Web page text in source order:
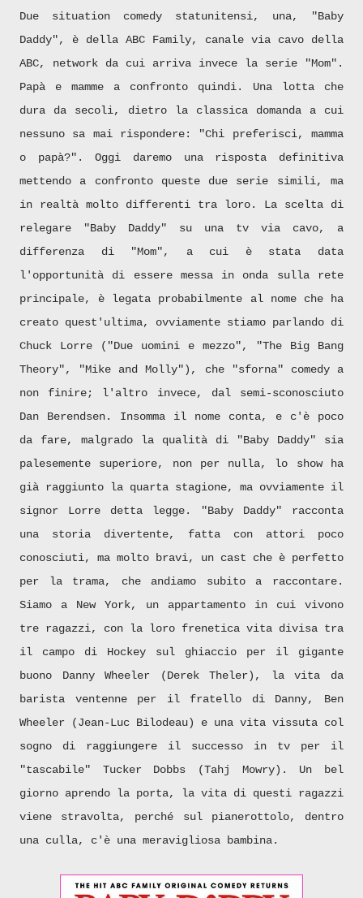
Due situation comedy statunitensi, una, "Baby
Daddy", è della ABC Family, canale via cavo della
ABC, network da cui arriva invece la serie "Mom".
Papà e mamme a confronto quindi. Una lotta che
dura da secoli, dietro la classica domanda a cui
nessuno sa mai rispondere: "Chi preferisci, mamma
o papà?". Oggi daremo una risposta definitiva
mettendo a confronto queste due serie simili, ma
in realtà molto differenti tra loro. La scelta di
relegare "Baby Daddy" su una tv via cavo, a
differenza di "Mom", a cui è stata data
l'opportunità di essere messa in onda sulla rete
principale, è legata probabilmente al nome che ha
creato quest'ultima, ovviamente stiamo parlando di
Chuck Lorre ("Due uomini e mezzo", "The Big Bang
Theory", "Mike and Molly"), che "sforna" comedy a
non finire; l'altro invece, dal semi-sconosciuto
Dan Berendsen. Insomma il nome conta, e c'è poco
da fare, malgrado la qualità di "Baby Daddy" sia
palesemente superiore, non per nulla, lo show ha
già raggiunto la quarta stagione, ma ovviamente il
signor Lorre detta legge. "Baby Daddy" racconta
una storia divertente, fatta con attori poco
conosciuti, ma molto bravi, un cast che è perfetto
per la trama, che andiamo subito a raccontare.
Siamo a New York, un appartamento in cui vivono
tre ragazzi, con la loro frenetica vita divisa tra
il campo di Hockey sul ghiaccio per il gigante
buono Danny Wheeler (Derek Theler), la vita da
barista ventenne per il fratello di Danny, Ben
Wheeler (Jean-Luc Bilodeau) e una vita vissuta col
sogno di raggiungere il successo in tv per il
"tascabile" Tucker Dobbs (Tahj Mowry). Un bel
giorno aprendo la porta, la vita di questi ragazzi
viene stravolta, perché sul pianerottolo, dentro
una culla, c'è una meravigliosa bambina.